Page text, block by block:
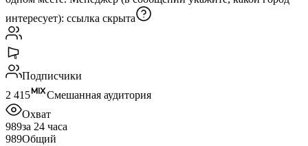
интересует): ссылка скрыта
Подписчики
2 415
Смешанная аудитория
Охват
989за 24 часа
989Общий